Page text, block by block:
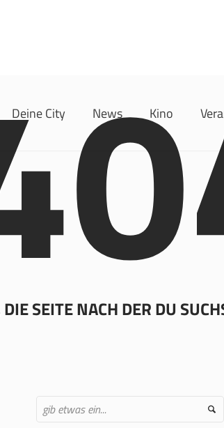
Deine City News Kino
SEITE NACH DER DU